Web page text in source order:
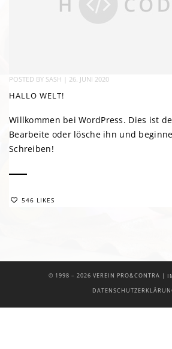
POSTED BY SASH 26. JUNI 2020
HALLO WELT!
Willkommen bei WordPress. Dies ist
Bearbeite oder lösche ihn und
Schreiben!
546 LIKES
© 1998 – 2026 VEREIN PRO&CONTRA |